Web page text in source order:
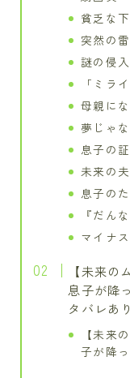
貧乏な
突然の
謎の侵
「ミラ
母親に
夢じゃ
息子の
未来の
息子の
『だん
マイナ
【未来の
息子が降
タバレあり
【未来
子が降